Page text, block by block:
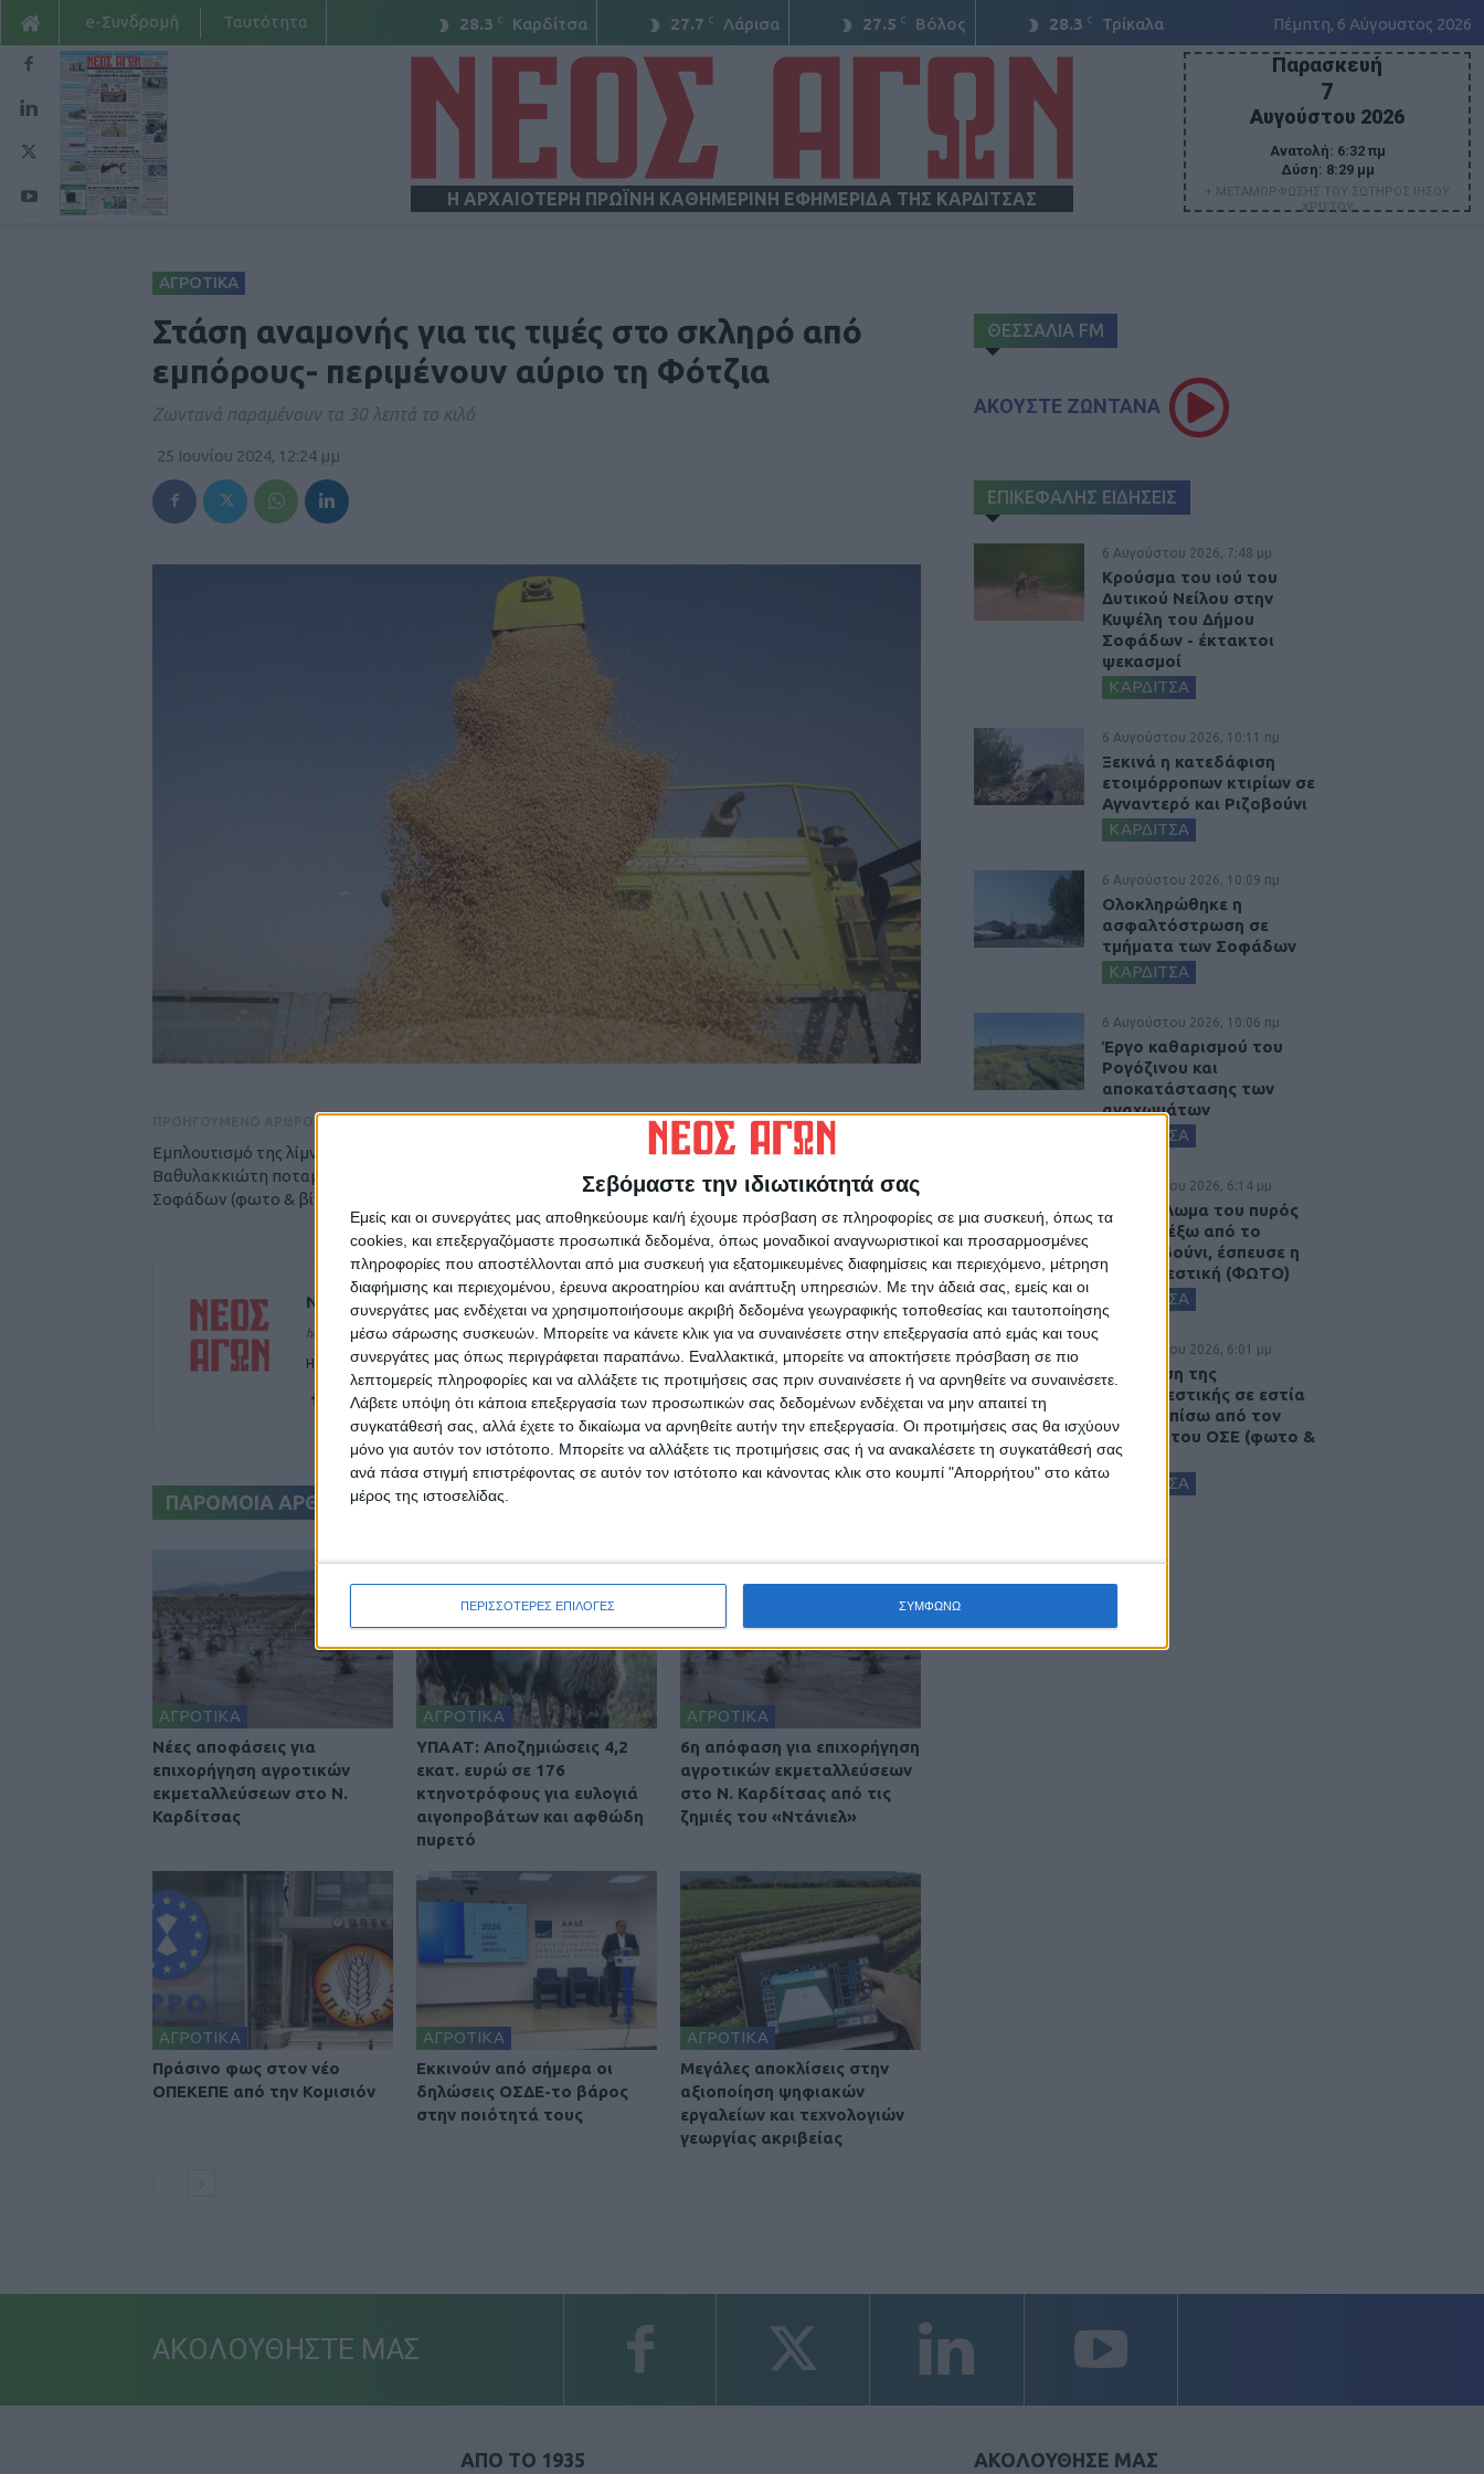
Σεβόμαστε την ιδιωτικότητά σας
Εμείς και οι συνεργάτες μας αποθηκεύουμε και/ή έχουμε πρόσβαση σε πληροφορίες σε μια συσκευή, όπως τα
cookies, και επεξεργαζόμαστε προσωπικά δεδομένα, όπως μοναδικοί αναγνωριστικοί και προσαρμοσμένες
πληροφορίες που αποστέλλονται από μια συσκευή για εξατομικευμένες διαφημίσεις και περιεχόμενο, μέτρηση
διαφήμισης και περιεχομένου, έρευνα ακροατηρίου και ανάπτυξη υπηρεσιών. Με την άδειά σας, εμείς και οι
συνεργάτες μας ενδέχεται να χρησιμοποιήσουμε ακριβή δεδομένα γεωγραφικής τοποθεσίας και ταυτοποίησης
μέσω σάρωσης συσκευών. Μπορείτε να κάνετε κλικ για να συναινέσετε στην επεξεργασία από εμάς και τους
συνεργάτες μας όπως περιγράφεται παραπάνω. Εναλλακτικά, μπορείτε να αποκτήσετε πρόσβαση σε πιο
λεπτομερείς πληροφορίες και να αλλάξετε τις προτιμήσεις σας πριν συναινέσετε ή να αρνηθείτε να συναινέσετε.
Λάβετε υπόψη ότι κάποια επεξεργασία των προσωπικών σας δεδομένων ενδέχεται να μην απαιτεί τη
συγκατάθεσή σας, αλλά έχετε το δικαίωμα να αρνηθείτε αυτήν την επεξεργασία. Οι προτιμήσεις σας θα ισχύουν
μόνο για αυτόν τον ιστότοπο. Μπορείτε να αλλάξετε τις προτιμήσεις σας ή να ανακαλέσετε τη συγκατάθεσή σας
ανά πάσα στιγμή επιστρέφοντας σε αυτόν τον ιστότοπο και κάνοντας κλικ στο κουμπί "Απορρήτου" στο κάτω
μέρος της ιστοσελίδας.
ΠΕΡΙΣΣΟΤΕΡΕΣ ΕΠΙΛΟΓΕΣ ΣΥΜΦΩΝΩ
28.3 C Καρδίτσα 27.7 C Λάρισα 27.5 C Βόλος 28.3 C Τρίκαλα Πέμπτη, 6 Αύγουστος 2026
e-Συνδρομή Ταυτότητα
Η ΑΡΧΑΙΟΤΕΡΗ ΠΡΩΪΝΗ ΚΑΘΗΜΕΡΙΝΗ ΕΦΗΜΕΡΙΔΑ ΤΗΣ ΚΑΡΔΙΤΣΑΣ
Παρασκευή
7
Αυγούστου 2026
Ανατολή: 6:32 πμ
Δύση: 8:29 μμ
+ ΜΕΤΑΜΟΡΦΩΣΗΣ ΤΟΥ ΣΩΤΗΡΟΣ ΙΗΣΟΥ
ΧΡΙΣΤΟΥ
ΑΓΡΟΤΙΚΑ
Στάση αναμονής για τις τιμές στο σκληρό από
εμπόρους- περιμένουν αύριο τη Φότζια
Ζωντανά παραμένουν τα 30 λεπτά το κιλό
25 Ιουνίου 2024, 12:24 μμ
Εμπλουτισμό της λίμνης Σμοκόβου από τον
Βαθυλακκιώτη ποταμό επιδιώκει ο Δήμος
Σοφάδων (φωτο & βίντεο)
ΕΠΟΜΕΝΟ ΑΡΘΡΟ
Έναρξη “Καραισκάκεια” 2024
ΝΕΟΣ ΑΓΩΝ
https://neosagon.gr
Η Αρχαιότερη Καθημερινή Πρωινή Εφημερίδα της Καρδίτσας
ΠΑΡΟΜΟΙΑ ΑΡΘΡΑ
ΑΓΡΟΤΙΚΑ
Nέες αποφάσεις για
επιχορήγηση αγροτικών
εκμεταλλεύσεων στο Ν.
Καρδίτσας
ΑΓΡΟΤΙΚΑ
ΥΠΑΑΤ: Αποζημιώσεις 4,2
εκατ. ευρώ σε 176
κτηνοτρόφους για ευλογιά
αιγοπροβάτων και αφθώδη
πυρετό
ΑΓΡΟΤΙΚΑ
6η απόφαση για επιχορήγηση
αγροτικών εκμεταλλεύσεων
στο Ν. Καρδίτσας από τις
ζημιές του «Ντάνιελ»
ΑΓΡΟΤΙΚΑ
Πράσινο φως στον νέο
ΟΠΕΚΕΠΕ από την Κομισιόν
ΑΓΡΟΤΙΚΑ
Εκκινούν από σήμερα οι
δηλώσεις ΟΣΔΕ-το βάρος
στην ποιότητά τους
ΑΓΡΟΤΙΚΑ
Μεγάλες αποκλίσεις στην
αξιοποίηση ψηφιακών
εργαλείων και τεχνολογιών
γεωργίας ακριβείας
ΘΕΣΣΑΛΙΑ FM
ΑΚΟΥΣΤΕ ΖΩΝΤΑΝΑ
ΕΠΙΚΕΦΑΛΗΣ ΕΙΔΗΣΕΙΣ
6 Αυγούστου 2026, 7:48 μμ
Κρούσμα του ιού του
Δυτικού Νείλου στην
Κυψέλη του Δήμου
Σοφάδων - έκτακτοι
ψεκασμοί
ΚΑΡΔΙΤΣΑ
6 Αυγούστου 2026, 10:11 πμ
Ξεκινά η κατεδάφιση
ετοιμόρροπων κτιρίων σε
Αγναντερό και Ριζοβούνι
ΚΑΡΔΙΤΣΑ
6 Αυγούστου 2026, 10:09 πμ
Ολοκληρώθηκε η
ασφαλτόστρωση σε
τμήματα των Σοφάδων
ΚΑΡΔΙΤΣΑ
6 Αυγούστου 2026, 10:06 πμ
Έργο καθαρισμού του
Ρογόζινου και
αποκατάστασης των
αναχωμάτων
ΚΑΡΔΙΤΣΑ
5 Αυγούστου 2026, 6:14 μμ
Παρανάλωμα του πυρός
έγινε ΙΧ έξω από το
Μορφοβούνι, έσπευσε η
Πυροσβεστική (ΦΩΤΟ)
ΚΑΡΔΙΤΣΑ
5 Αυγούστου 2026, 6:01 μμ
Επέμβαση της
Πυροσβεστικής σε εστία
φωτιάς πίσω από τον
σταθμό του ΟΣΕ (φωτο &
βιντεο)
ΚΑΡΔΙΤΣΑ
ΑΚΟΛΟΥΘΗΣΤΕ ΜΑΣ
ΑΠΟ ΤΟ 1935 ΑΚΟΛΟΥΘΗΣΕ ΜΑΣ